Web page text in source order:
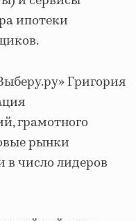
ипотеки
Григория
грамотного
рынки
в число лидеров